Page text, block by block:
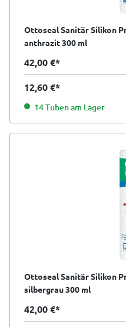
Ottoseal Sanitär Silikon
anthrazit 300 ml
42,00 €*
12,60 €*
14 Tuben am Lager
Ottoseal Sanitär Silikon
silbergrau 300 ml
42,00 €*